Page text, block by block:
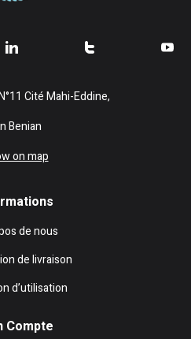
Cité Mahi-Eddine,
Benian
on map
de nous
de livraison
d’utilisation
Compte